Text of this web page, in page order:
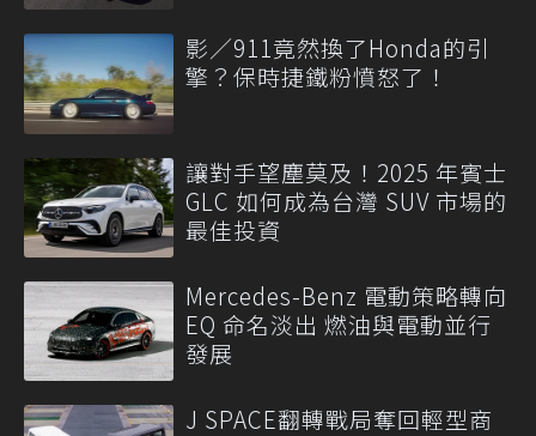
影／911竟然換了Honda的引
擎？保時捷鐵粉憤怒了！
讓對手望塵莫及！2025 年賓士
GLC 如何成為台灣 SUV 市場的
最佳投資
Mercedes-Benz 電動策略轉向
EQ 命名淡出 燃油與電動並行
發展
J SPACE翻轉戰局奪回輕型商